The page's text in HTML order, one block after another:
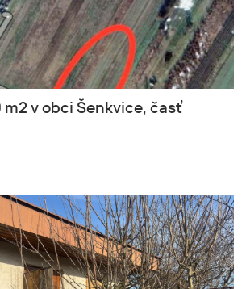
m2 v obci Šenkvice, časť